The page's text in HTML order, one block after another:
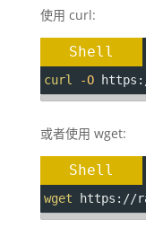
使用 curl:
Shell
curl -O https://
或者使用 wget:
Shell
wget https://